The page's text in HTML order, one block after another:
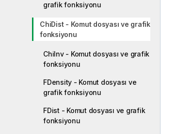
grafik fonksiyonu
ChiDist - Komut dosyası ve grafik
fonksiyonu
ChiInv - Komut dosyası ve grafik
fonksiyonu
FDensity - Komut dosyası ve
grafik fonksiyonu
FDist - Komut dosyası ve grafik
fonksiyonu